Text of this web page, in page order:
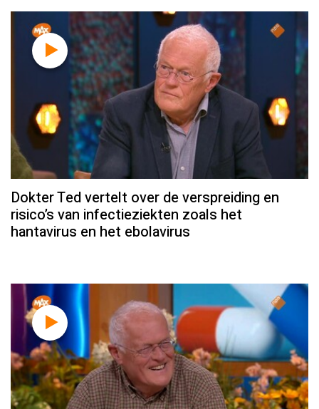
Dokter Ted vertelt over de verspreiding en
risico’s van infectieziekten zoals het
hantavirus en het ebolavirus